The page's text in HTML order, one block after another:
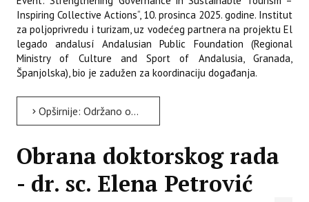
Inspiring Collective Actions“, 10. prosinca 2025. godine. Institut
za poljoprivredu i turizam, uz vodećeg partnera na projektu El
legado andalusí Andalusian Public Foundation (Regional
Ministry of Culture and Sport of Andalusia, Granada,
Španjolska), bio je zadužen za koordinaciju događanja.
Opširnije: Održano online događanje u sklopu Dialogue4Tourism projekta
Obrana doktorskog rada
- dr. sc. Elena Petrović